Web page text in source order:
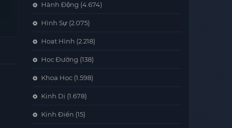
Hành Động (4.674)
Hình Sự (2.075)
Hoạt Hình (2.218)
Học Đường (138)
Khoa Học (1.598)
Kinh Dị (1.678)
Kinh Điển (15)